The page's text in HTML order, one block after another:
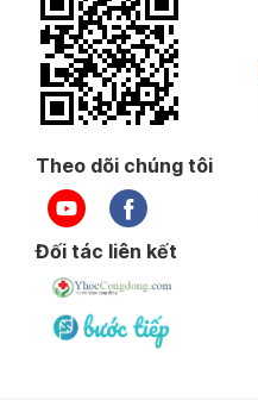
Theo dõi chúng tôi
Đối tác liên kết